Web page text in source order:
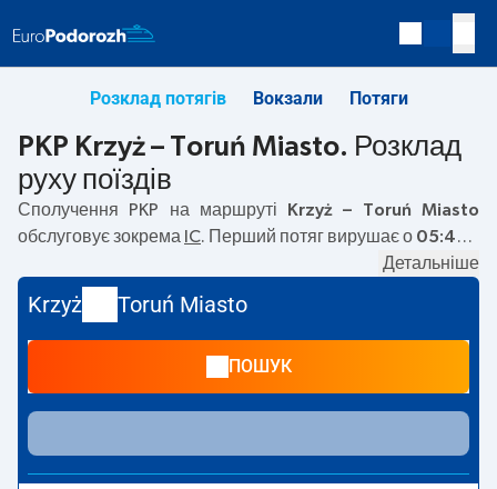
Розклад потягів Вокзали Потяги
PKP Krzyż – Toruń Miasto. Розклад
руху поїздів
Сполучення PKP на маршруті
Krzyż – Toruń Miasto
обслуговує зокрема IC . Перший потяг вирушає о 05:46з
курсують також інші потяги:
ціну квитка і зазвичай довший час подорожі. Потяг
завершує маршрут на станції Toruń Miasto.
Детальніше
Krzyż Toruń Miasto
ПОШУК